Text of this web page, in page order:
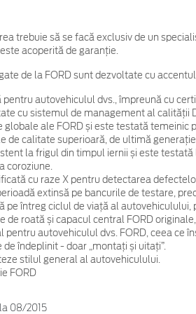
trebuie să se facă exclusiv de un
acoperită de garanţie.
de la FORD sunt dezvoltate cu
autovehiculul dvs., împreună cu
cu sistemul de management al calității
globale ale FORD și este testată temeinic
de calitate superioară, de ultimă generație.
la frigul din timpul iernii și este
coroziune.
cu raze X pentru detectarea
extinsă pe bancurile de testare,
pe întreg ciclul de viață al
de roată și capacul central FORD
pentru autovehiculul dvs. FORD, ceea ce
îndeplinit - doar „montați și uitați”.
stilul general al autovehiculului.
FORD
08/2015